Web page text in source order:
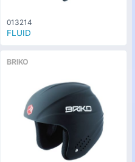
013214
FLUID
BRIKO